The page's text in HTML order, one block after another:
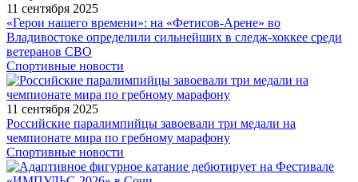
11 сентября 2025
«Герои нашего времени»: на «Фетисов-Арене» во
Владивостоке определили сильнейших в следж-хоккее среди
ветеранов СВО
Спортивные новости
11 сентября 2025
Российские паралимпийцы завоевали три медали на
чемпионате мира по гребному марафону
Спортивные новости